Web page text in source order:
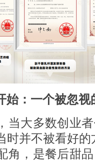
始：一个被忽视
大多数创业者
时并不被看好
角，是餐后甜